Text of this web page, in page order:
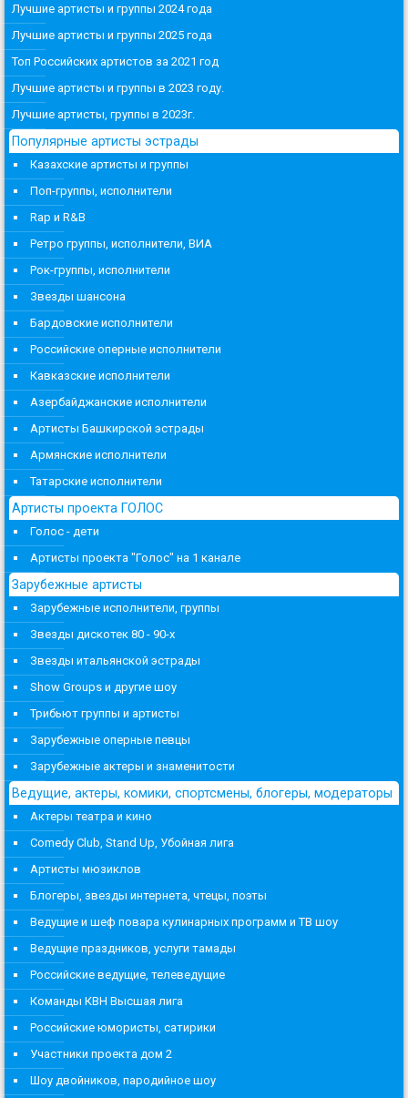
Лучшие артисты и группы 2024 года
Лучшие артисты и группы 2025 года
Топ Российских артистов за 2021 год
Лучшие артисты и группы в 2023 году.
Лучшие артисты, группы в 2023г.
Популярные артисты эстрады
Казахские артисты и группы
Поп-группы, исполнители
Rap и R&B
Ретро группы, исполнители, ВИА
Рок-группы, исполнители
Звезды шансона
Бардовские исполнители
Российские оперные исполнители
Кавказские исполнители
Азербайджанские исполнители
Артисты Башкирской эстрады
Армянские исполнители
Татарские исполнители
Артисты проекта ГОЛОС
Голос - дети
Артисты проекта "Голос" на 1 канале
Зарубежные артисты
Зарубежные исполнители, группы
Звезды дискотек 80 - 90-х
Звезды итальянской эстрады
Show Groups и другие шоу
Трибьют группы и артисты
Зарубежные оперные певцы
Зарубежные актеры и знаменитости
Ведущие, актеры, комики, спортсмены, блогеры, модераторы
Актеры театра и кино
Comedy Club, Stand Up, Убойная лига
Артисты мюзиклов
Блогеры, звезды интернета, чтецы, поэты
Ведущие и шеф повара кулинарных программ и ТВ шоу
Ведущие праздников, услуги тамады
Российские ведущие, телеведущие
Команды КВН Высшая лига
Российские юмористы, сатирики
Участники проекта дом 2
Шоу двойников, пародийное шоу